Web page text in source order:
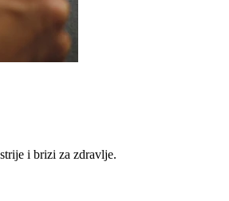
i brizi za zdravlje.